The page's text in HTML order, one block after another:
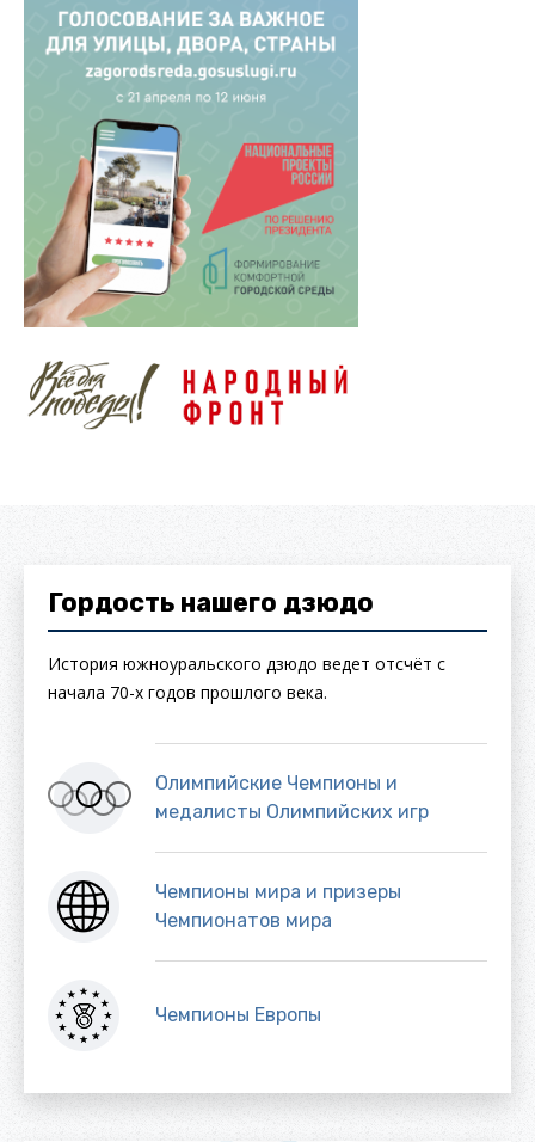
Гордость нашего дзюдо
История южноуральского дзюдо ведет отсчёт с
начала 70-х годов прошлого века.
Олимпийские Чемпионы и
медалисты Олимпийских игр
Чемпионы мира и призеры
Чемпионатов мира
Чемпионы Европы